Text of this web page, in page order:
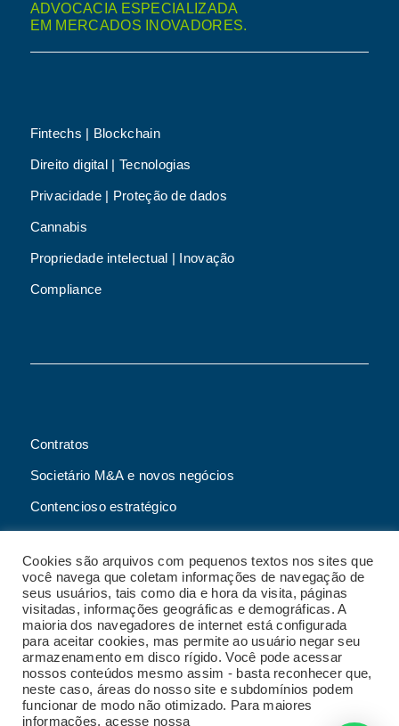
ADVOCACIA ESPECIALIZADA
EM MERCADOS INOVADORES.
Fintechs | Blockchain
Direito digital | Tecnologias
Privacidade | Proteção de dados
Cannabis
Propriedade intelectual | Inovação
Compliance
Contratos
Societário M&A e novos negócios
Contencioso estratégico
Advogado online
Planos de assessoria mensal
2023 Malgueiro Campos Zardo Advocacia |
Termos e condições de uso do site|Política de
privacidade|Código de conduta Política de
Cookies são arquivos com pequenos textos nos sites que
você navega que coletam informações de navegação de
seus usuários, tais como dia e hora da visita, páginas
visitadas, informações geográficas e demográficas. A
maioria dos navegadores de internet está configurada
para aceitar cookies, mas permite ao usuário negar seu
armazenamento em disco rígido. Você pode acessar
nossos conteúdos mesmo assim - basta reconhecer que,
neste caso, áreas do nosso site e subdomínios podem
funcionar de modo não otimizado. Para maiores
informações, acesse nossa